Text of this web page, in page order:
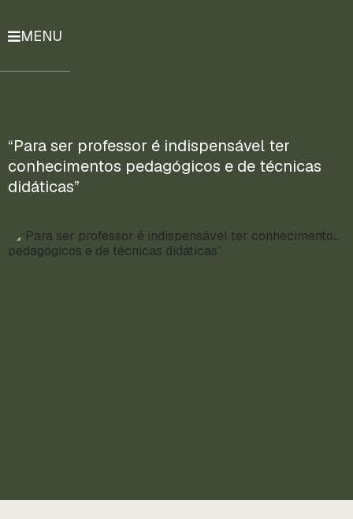
Currículo
Mais
ENTRE
MENU
“Para ser professor é indispensável ter
conhecimentos pedagógicos e de técnicas
didáticas”